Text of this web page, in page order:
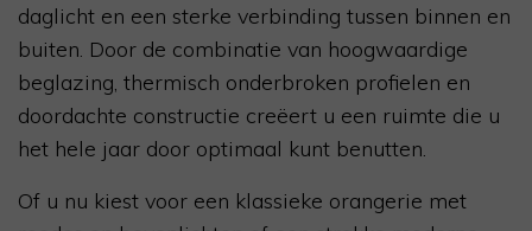
daglicht en een sterke verbinding tussen binnen en
buiten. Door de combinatie van hoogwaardige
beglazing, thermisch onderbroken profielen en
doordachte constructie creëert u een ruimte die u
het hele jaar door optimaal kunt benutten.
Of u nu kiest voor een klassieke orangerie met